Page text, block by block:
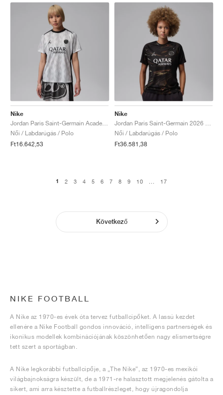
Nike
Női / Labdarúgás / Polo
Ft16.642,53
Nike
Női / Labdarúgás / Polo
Ft36.581,38
1 2 3 4 5 6 7 8 9 10 17
Következő
NIKE FOOTBALL
A Nike az 1970-es évek óta tervez futballcipőket. A lassú kezdet
ellenére a Nike Football gondos innováció, intelligens partnerségek és
ikonikus modellek kombinációjának köszönhetően nagy elismertségre
tett szert a sportágban.
A Nike legkorábbi futballcipője, a „The Nike”, az 1970-es mexikói
világbajnokságra készült, de a 1971-re halasztott megjelenés gátolta a
sikert, ami arra késztette a futballrészleget, hogy újragondolja